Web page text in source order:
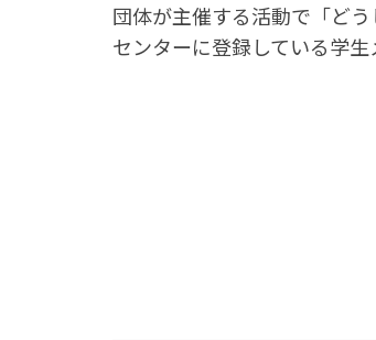
団体が主催する活動で「ど
センターに登録している学